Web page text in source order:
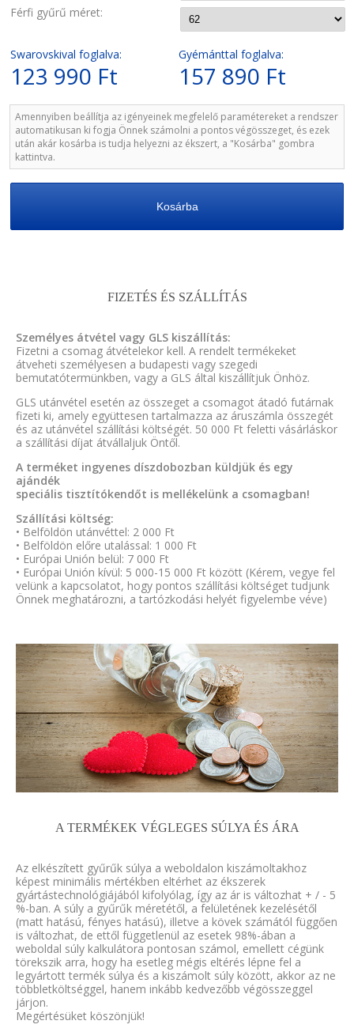
Férfi gyűrű méret:
Swarovskival foglalva:
123 990 Ft
Gyémánttal foglalva:
157 890 Ft
Amennyiben beállítja az igényeinek megfelelő paramétereket a rendszer
automatikusan ki fogja Önnek számolni a pontos végösszeget, és ezek
után akár kosárba is tudja helyezni az ékszert, a "Kosárba" gombra
kattintva.
Kosárba
FIZETÉS ÉS SZÁLLÍTÁS
Személyes átvétel vagy GLS kiszállítás:
Fizetni a csomag átvételekor kell. A rendelt termékeket
átveheti személyesen a budapesti vagy szegedi
bemutatótermünkben, vagy a GLS által kiszállítjuk Önhöz.
GLS utánvétel esetén az összeget a csomagot átadó futárnak
fizeti ki, amely együttesen tartalmazza az áruszámla összegét
és az utánvétel szállítási költségét. 50 000 Ft feletti vásárláskor
a szállítási díjat átvállaljuk Öntől.
A terméket ingyenes díszdobozban küldjük és egy
ajándék
speciális tisztítókendőt is mellékelünk a csomagban!
Szállítási költség:
• Belföldön utánvéttel: 2 000 Ft
• Belföldön előre utalással: 1 000 Ft
• Európai Unión belül: 7 000 Ft
• Európai Unión kívül: 5 000-15 000 Ft között (Kérem, vegye fel
velünk a kapcsolatot, hogy pontos szállítási költséget tudjunk
Önnek meghatározni, a tartózkodási helyét figyelembe véve)
A TERMÉKEK VÉGLEGES SÚLYA ÉS ÁRA
Az elkészített gyűrűk súlya a weboldalon kiszámoltakhoz
képest minimális mértékben eltérhet az ékszerek
gyártástechnológiájából kifolyólag, így az ár is változhat + / - 5
%-ban. A súly a gyűrűk méretétől, a felületének kezelésétől
(matt hatású, fényes hatású), illetve a kövek számától függően
is változhat, de ettől függetlenül az esetek 98%-ában a
weboldal súly kalkulátora pontosan számol, emellett cégünk
törekszik arra, hogy ha esetleg mégis eltérés lépne fel a
legyártott termék súlya és a kiszámolt súly között, akkor az ne
többletköltséggel, hanem inkább kedvezőbb végösszeggel
járjon.
Megértésüket köszönjük!